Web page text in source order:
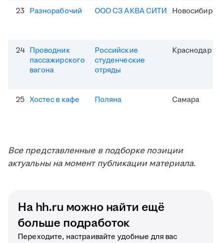
23 Разнорабочий ООО СЗ АКВА СИТИ Новосибирск
24 Проводник
пассажирского
вагона
Российские
студенческие
отряды
Краснодар
25 Хостес в кафе Поляна Самара
Все представленные в подборке позиции
актуальны на момент публикации материала.
На hh.ru можно найти ещё
больше подработок
Переходите, настраивайте удобные для вас